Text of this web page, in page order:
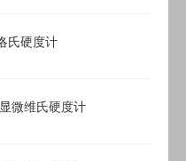
氏硬度计
微维氏硬度计